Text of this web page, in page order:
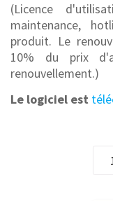
(Licence
maintenance,
produit. Le
10% du prix
renouvellement.)
Le logiciel est